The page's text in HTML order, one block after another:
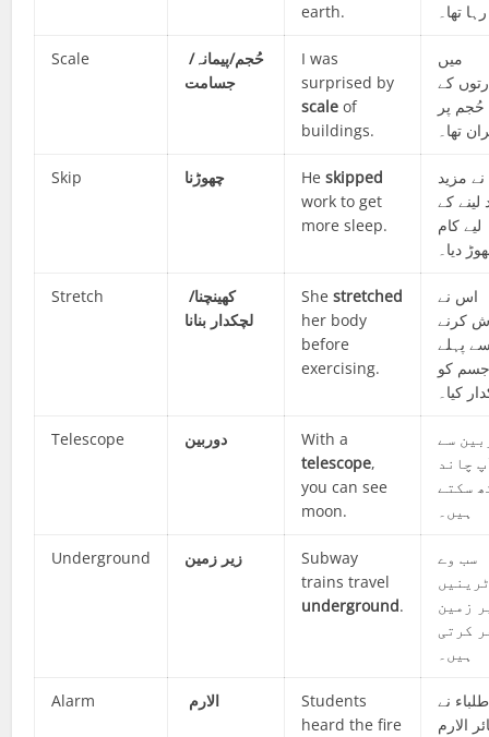
earth.
رہا تھا۔
Scale
حُجم/پیمانہ/
جسامت
I was
surprised by
scale of
buildings.
میں
کے
حُجم پر
تھا۔
Skip چھوڑنا Heskipped
work to get
more sleep.
مزید
لینے کے
لیے کام
دیا۔
Stretch
کھینچنا/
لچکدار بنانا
Shestretched
her body
before
exercising.
اس نے
کرنے
پہلے
جسم کو
کیا۔
Telescope دوربین
With a
telescope,
you can see
moon.
سے
چاند
سکتے
ہیں۔
Underground زیر زمین
Subway
trains travel
underground.
سب وے
زمین
کرتی
ہیں۔
Alarm الارم
Students
heard the fire
طلباء نے
الارم